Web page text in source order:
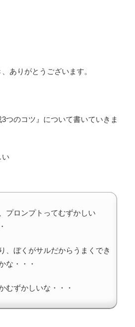
ありがとうございます。
つのコツ』について書いていきま
い
プロンプトってむずかしい
、ぼくがサルだからうまくでき
な・・・
むずかしいな・・・